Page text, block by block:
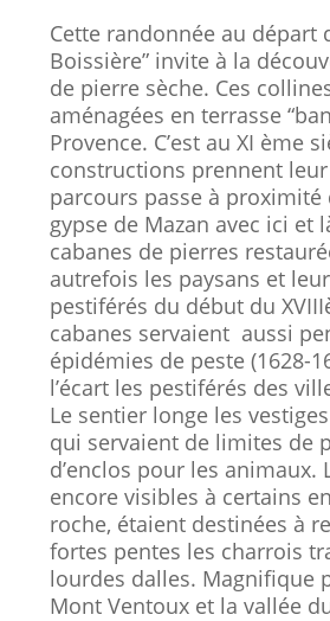
Cette randonnée au départ
Boissière” invite à la
de pierre sèche. Ces
aménagées en terrasse
Provence. C’est au XI ème
constructions prennent
parcours passe à proximité
gypse de Mazan avec ici et
cabanes de pierres
autrefois les paysans et
pestiférés du début du
cabanes servaient aussi
épidémies de peste (1628-
l’écart les pestiférés des
Le sentier longe les
qui servaient de limites de
d’enclos pour les animaux.
encore visibles à certains
roche, étaient destinées à
fortes pentes les charrois
lourdes dalles. Magnifique
Mont Ventoux et la vallée